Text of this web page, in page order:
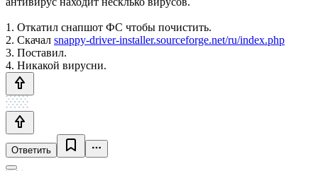
1. Откатил снапшот ФС чтобы почистить.
2. Скачал snappy-driver-installer.sourceforge.net/ru/index.php
3. Поставил.
4. Никакой вирусни.
Ответить